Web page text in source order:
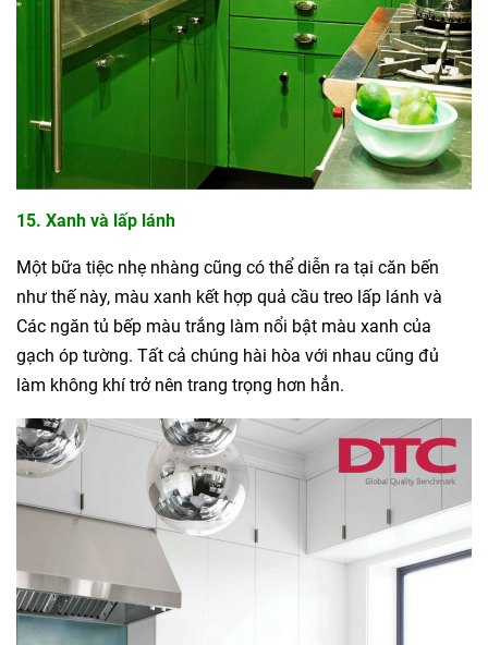
15. Xanh và lấp lánh
Một bữa tiệc nhẹ nhàng cũng có thể diễn ra tại căn bến
như thế này, màu xanh kết hợp quả cầu treo lấp lánh và
Các ngăn tủ bếp màu trắng làm nổi bật màu xanh của
gạch óp tường. Tất cả chúng hài hòa với nhau cũng đủ
làm không khí trở nên trang trọng hơn hẳn.